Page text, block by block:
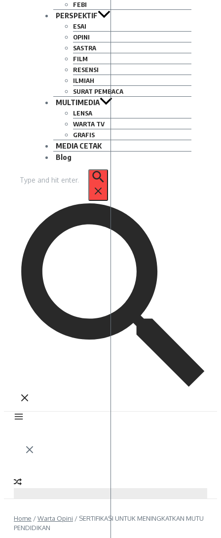
FEBI
PERSPEKTIF
ESAI
OPINI
SASTRA
FILM
RESENSI
ILMIAH
SURAT PEMBACA
MULTIMEDIA
LENSA
WARTA TV
GRAFIS
MEDIA CETAK
Blog
untuk:
Home /Warta Opini / SERTIFIKASI UNTUK MENINGKATKAN MUTU
PENDIDIKAN